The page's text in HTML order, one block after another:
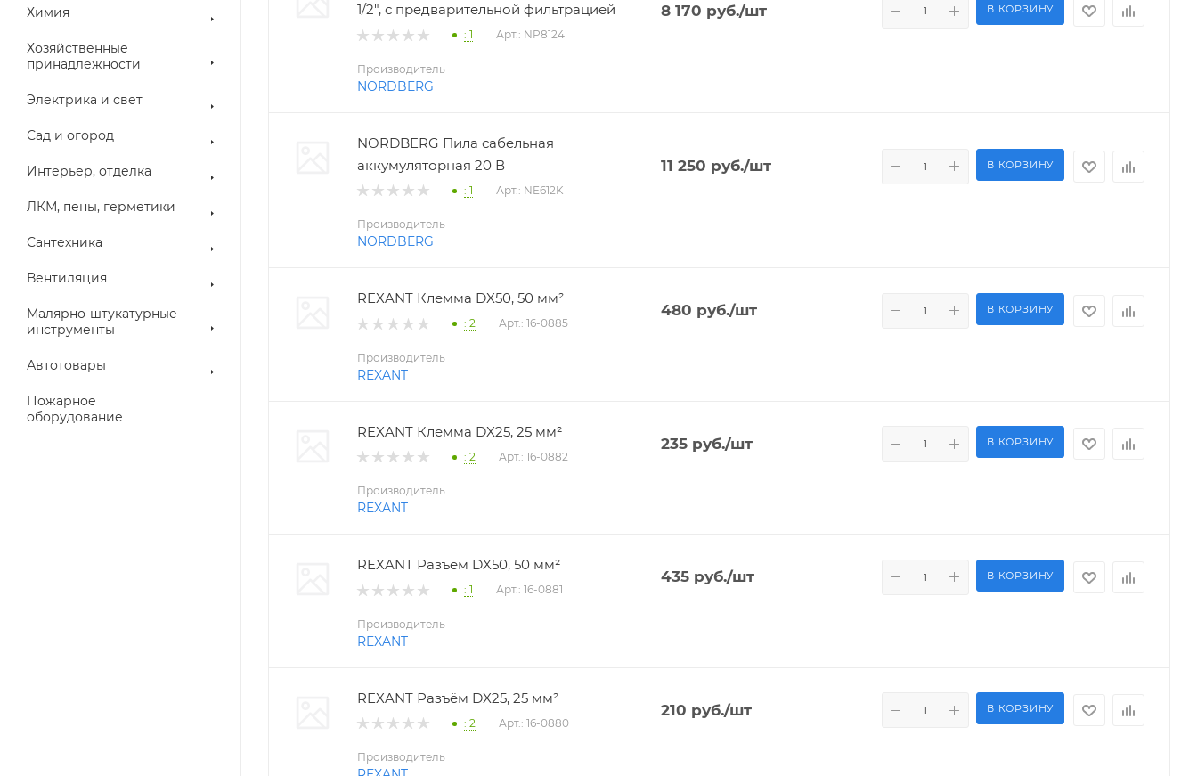
Химия
Хозяйственные
принадлежности
Электрика и свет
Сад и огород
Интерьер, отделка
ЛКМ, пены, герметики
Сантехника
Вентиляция
Малярно-штукатурные
инструменты
Автотовары
Пожарное
оборудование
1/2", с предварительной фильтрацией
: 1 Арт.: NP8124
8 170 руб./шт В КОРЗИНУ
Производитель
NORDBERG
NORDBERG Пила сабельная
аккумуляторная 20 В
: 1 Арт.: NE612K
11 250 руб./шт В КОРЗИНУ
Производитель
NORDBERG
REXANT Клемма DX50, 50 мм²
: 2 Арт.: 16-0885
480 руб./шт В КОРЗИНУ
Производитель
REXANT
REXANT Клемма DX25, 25 мм²
: 2 Арт.: 16-0882
235руб./шт В КОРЗИНУ
Производитель
REXANT
REXANT Разъём DX50, 50 мм²
: 1 Арт.: 16-0881
435руб./шт В КОРЗИНУ
Производитель
REXANT
REXANT Разъём DX25, 25 мм²
: 2 Арт.: 16-0880
210 руб./шт В КОРЗИНУ
Производитель